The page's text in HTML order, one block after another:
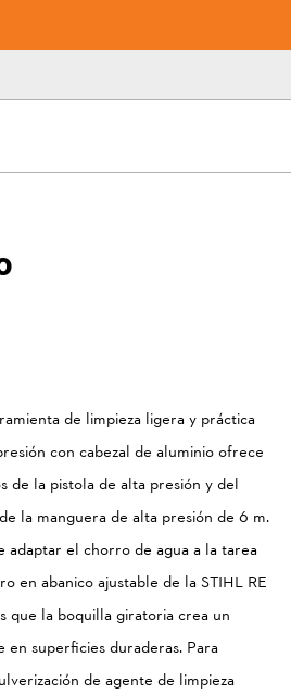
de limpieza ligera y práctica
con cabezal de aluminio ofrece
de la pistola de alta presión y del
la manguera de alta presión de 6 m.
adaptar el chorro de agua a la tarea
en abanico ajustable de la STIHL RE
que la boquilla giratoria crea un
superficies duraderas. Para
de agente de limpieza